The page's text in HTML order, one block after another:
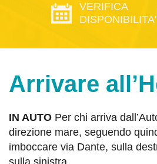
VERIFICA
DISPONIBILITA'
Arrivare
IN AUTO Per chi arriva
direzione mare, seguendo
imboccare via Dante, sulla